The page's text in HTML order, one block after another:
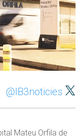
@IB3noticies
Mateu Orfila de